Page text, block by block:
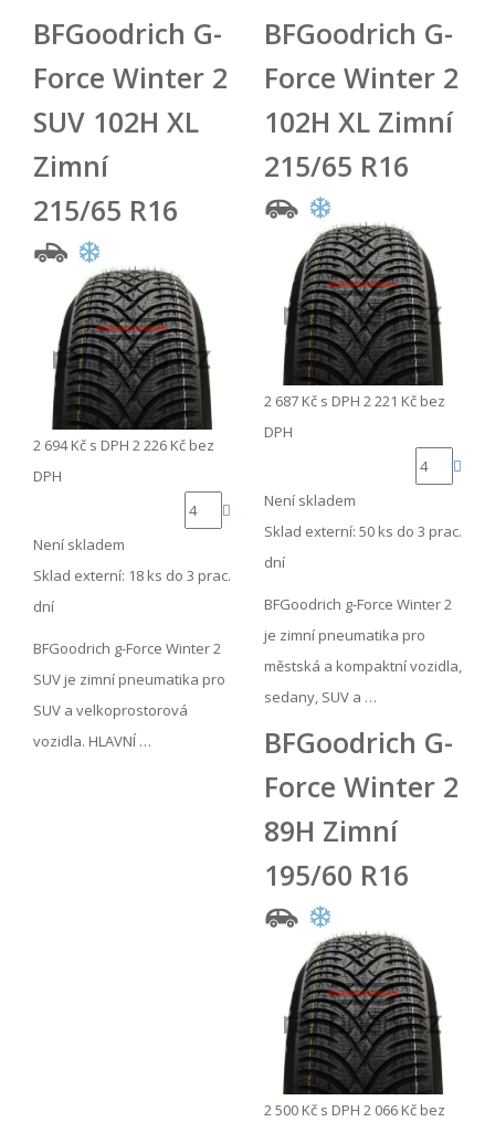
BFGoodrich G-
Force Winter 2
SUV 102H XL
Zimní
215/65 R16
2 694 Kč s DPH 2 226 Kč bez
DPH
Není skladem
Sklad externí: 18 ks do 3 prac.
dní
BFGoodrich g-Force Winter 2
SUV je zimní pneumatika pro
SUV a velkoprostorová
vozidla. HLAVNÍ …
BFGoodrich G-
Force Winter 2
102H XL Zimní
215/65 R16
2 687 Kč s DPH 2 221 Kč bez
DPH
Není skladem
Sklad externí: 50 ks do 3 prac.
dní
BFGoodrich g-Force Winter 2
je zimní pneumatika pro
městská a kompaktní vozidla,
sedany, SUV a …
BFGoodrich G-
Force Winter 2
89H Zimní
195/60 R16
2 500 Kč s DPH 2 066 Kč bez